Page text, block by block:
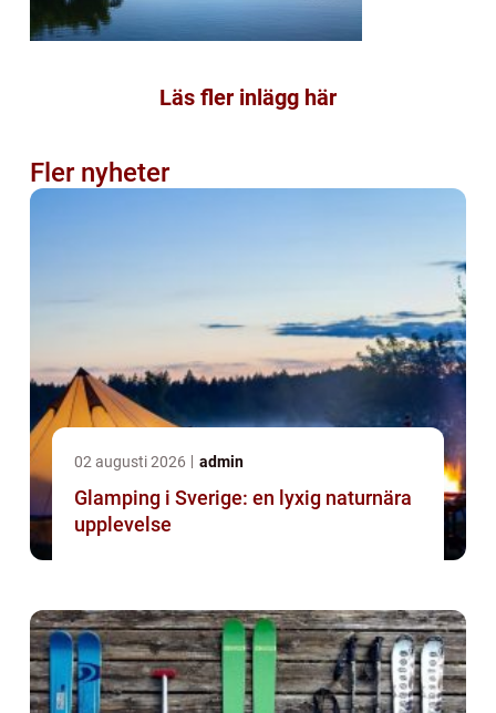
Läs fler inlägg här
Fler nyheter
02 augusti 2026 admin
Glamping i Sverige: en lyxig naturnära
upplevelse